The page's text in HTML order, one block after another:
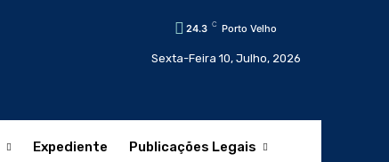
24.3 C Porto Velho
Sexta-Feira 10, Julho, 2026
Expediente Publicações Legais